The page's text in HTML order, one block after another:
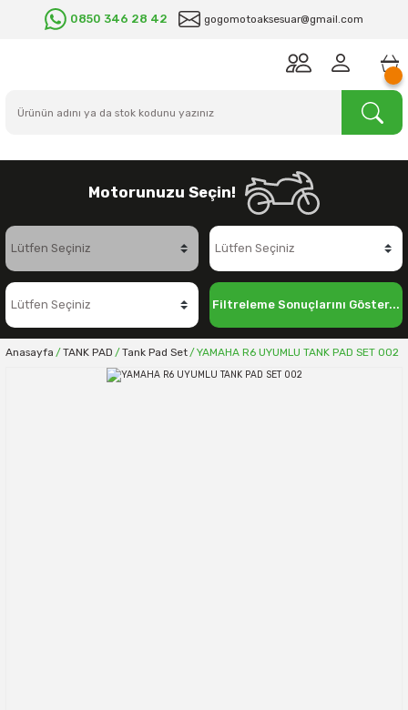
0850 346 28 42 gogomotoaksesuar@gmail.com
Motorunuzu Seçin!
Filtreleme Sonuçlarını Göster...
Anasayfa TANK PAD Tank Pad Set YAMAHA R6 UYUMLU TANK PAD SET 002